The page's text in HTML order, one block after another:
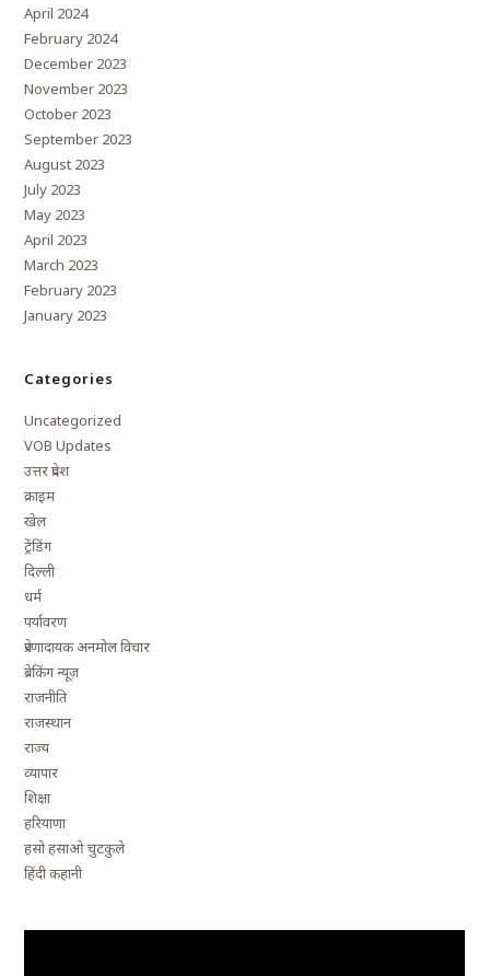
April 2024
February 2024
December 2023
November 2023
October 2023
September 2023
August 2023
July 2023
May 2023
April 2023
March 2023
February 2023
January 2023
Categories
Uncategorized
VOB Updates
उत्तर प्रदेश
क्राइम
खेल
ट्रेंडिंग
दिल्ली
धर्म
पर्यावरण
प्रेरणादायक अनमोल विचार
ब्रेकिंग न्यूज़
राजनीति
राजस्थान
राज्य
व्यापार
शिक्षा
हरियाणा
हसो हसाओ चुटकुले
हिंदी कहानी